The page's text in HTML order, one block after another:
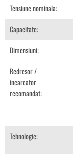
Tensiune nominala:
Capacitate:
Dimensiuni:
Redresor /
incarcator
recomandat:
Tehnologie: